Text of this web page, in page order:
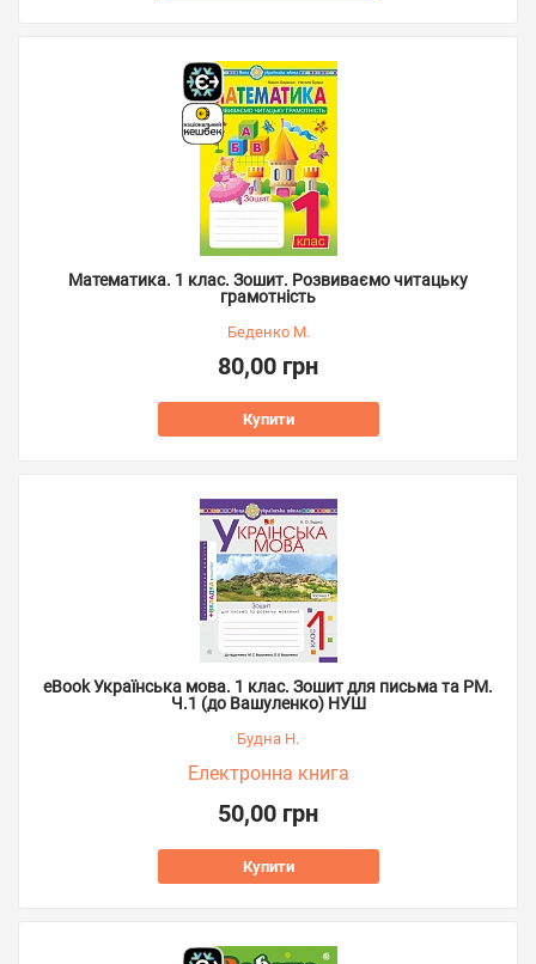
Математика. 1 клас. Зошит. Розвиваємо читацьку
грамотність
Беденко М.
80,00 грн
Купити
eBook Українська мова. 1 клас. Зошит для письма та РМ.
Ч.1 (до Вашуленко) НУШ
Будна Н.
Електронна книга
50,00 грн
Купити